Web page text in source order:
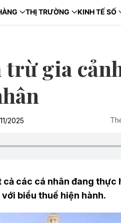
THỊ TRƯỜNG KINH TẾ SỐ
gia
2025
các cá nhân đang thực
biểu thuế hiện hành.